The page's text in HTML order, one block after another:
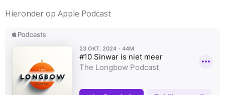
Hieronder op Apple Podcast